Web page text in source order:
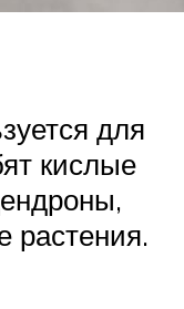
для
кислые
растения.